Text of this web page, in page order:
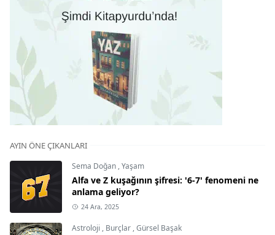
AYIN ÖNE ÇIKANLARI
Sema Doğan ,Yaşam
Alfa ve Z kuşağının şifresi: '6-7' fenomeni ne
anlama geliyor?
24 Ara, 2025
Astroloji , Burçlar ,Gürsel Başak